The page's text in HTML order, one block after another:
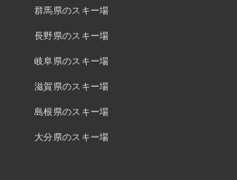
群馬県のスキー場
長野県のスキー場
岐阜県のスキー場
滋賀県のスキー場
島根県のスキー場
大分県のスキー場